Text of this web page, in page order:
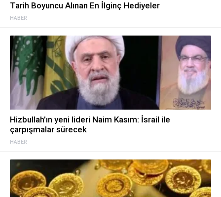
HABER
Tarih Boyuncu Alınan En İlginç Hediyeler
HABER
Hizbullah’ın yeni lideri Naim Kasım: İsrail ile
çarpışmalar sürecek